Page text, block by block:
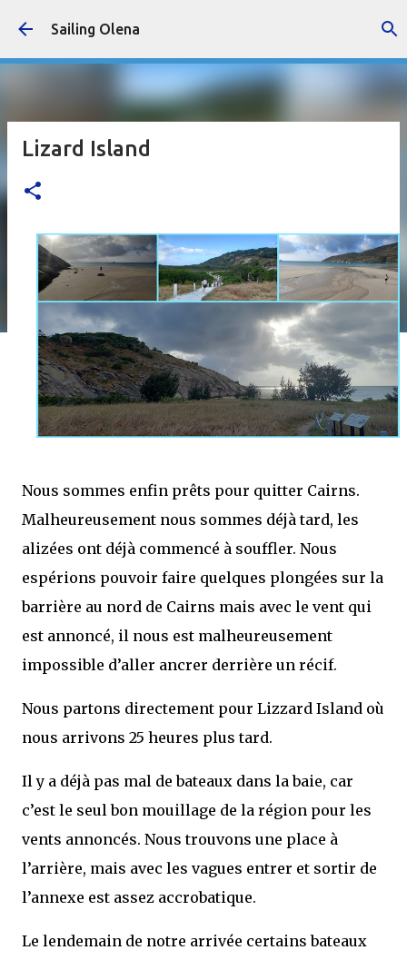
Sailing Olena
Lizard Island
Nous sommes enfin prêts pour quitter Cairns.
Malheureusement nous sommes déjà tard, les
alizées ont déjà commencé à souffler. Nous
espérions pouvoir faire quelques plongées sur la
barrière au nord de Cairns mais avec le vent qui
est annoncé, il nous est malheureusement
impossible d’aller ancrer derrière un récif.
Nous partons directement pour Lizzard Island où
nous arrivons 25 heures plus tard.
Il y a déjà pas mal de bateaux dans la baie, car
c’est le seul bon mouillage de la région pour les
vents annoncés. Nous trouvons une place à
l’arrière, mais avec les vagues entrer et sortir de
l’annexe est assez accrobatique.
Le lendemain de notre arrivée certains bateaux